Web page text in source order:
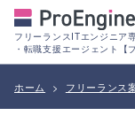
フリーランスITエンジニア
・転職支援エージェント【
ホーム > フリーランス